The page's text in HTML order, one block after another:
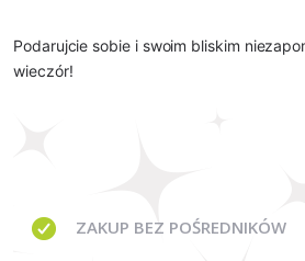
Podarujcie sobie i swoim bliskim
wieczór!
ZAKUP BEZ POŚREDNIKÓW